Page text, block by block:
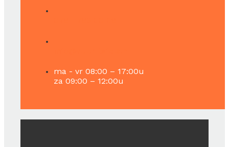
ma - vr 08:00 – 17:00u
za 09:00 – 12:00u